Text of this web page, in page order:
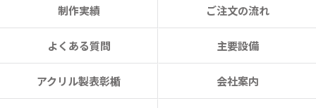
制作実績 ご注文の流れ
よくある質問 主要設備
アクリル製表彰楯 会社案内